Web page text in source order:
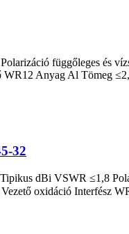
függőleges és
WR12 Anyag Al Tömeg
32
dBi VSWR ≤1,8
oxidáció Interfész